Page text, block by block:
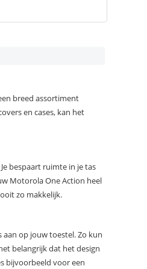
breed assortiment
en cases, kan het
bespaart ruimte in je tas
Motorola One Action heel
zo makkelijk.
op jouw toestel. Zo kun
belangrijk dat het design
bijvoorbeeld voor een